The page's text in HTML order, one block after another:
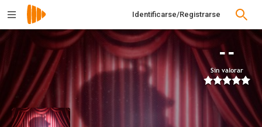
Identificarse/Registrarse
--
Sin valorar